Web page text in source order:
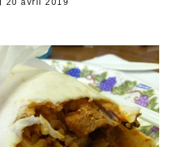
20 avril 2019